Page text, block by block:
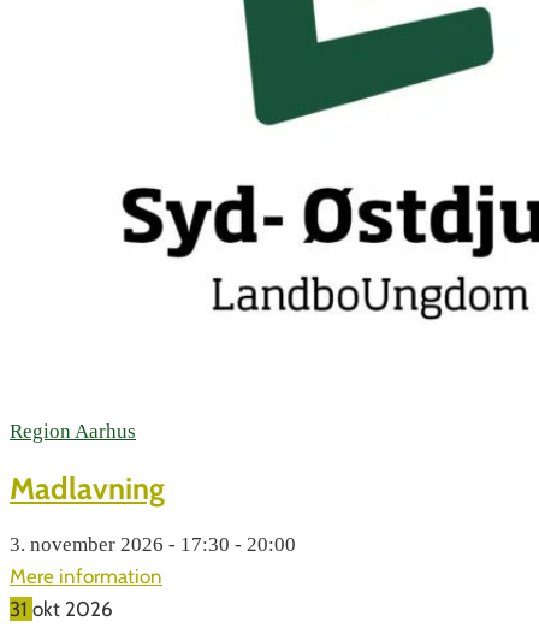
Region Aarhus
Madlavning
3. november 2026 - 17:30 - 20:00
Mere information
31 okt 2026